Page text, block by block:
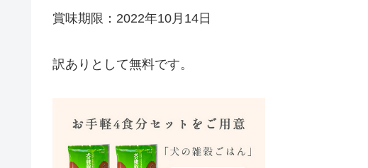
賞味期限：2022年10月14日
訳ありとして無料です。